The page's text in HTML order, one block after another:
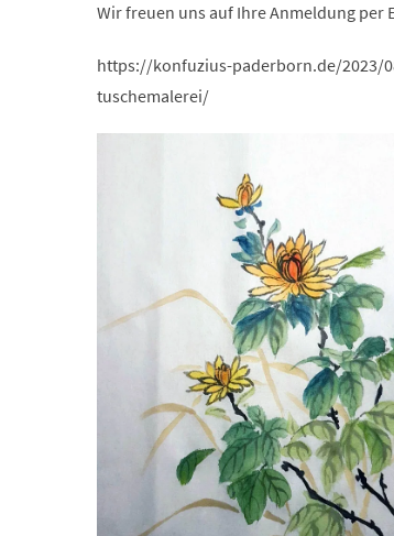
Wir freuen uns auf Ihre Anmeldung per
https://konfuzius-paderborn.de/2023/
tuschemalerei/